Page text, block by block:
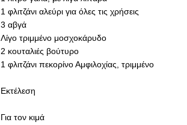
1 φλιτζάνι αλεύρι για όλες τις χρήσεις
3 αβγά
Λίγο τριμμένο μοσχοκάρυδο
2 κουταλιές βούτυρο
1 φλιτζάνι πεκορίνο Αμφιλοχίας, τριμμένο
Εκτέλεση
Για τον κιμά